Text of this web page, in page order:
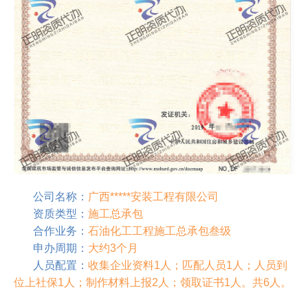
公司名称： 广西*****安装工程有限公司
资质类型： 施工总承包
合作业务： 石油化工工程施工总承包叁级
申办周期： 大约3个月
人员配置： 收集企业资料1人；匹配人员1人；人员到
位上社保1人；制作材料上报2人；领取证书1人。共6人。